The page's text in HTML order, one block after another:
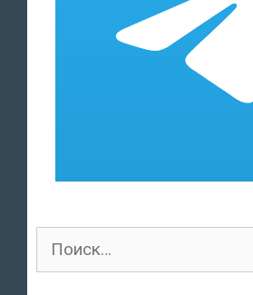
Таллине
Поиск